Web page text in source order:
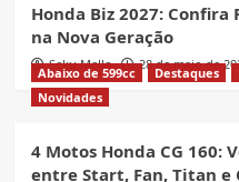
Honda Biz 2027: Confira
na Nova Geração
Seku Mello 28 de maio de
Abaixo de 599cc Destaques
Novidades
4 Motos Honda CG 160:
entre Start, Fan, Titan e